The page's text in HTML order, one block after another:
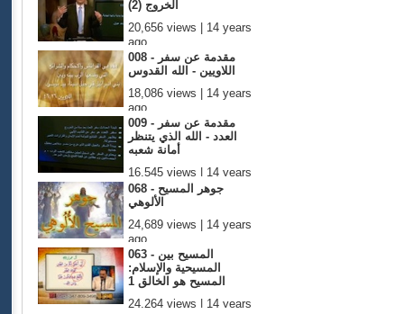
الخروج (2)
20,656 views | 14 years
ago
008 - مقدمة عن سفر
اللاويين - الله القدوس
18,086 views | 14 years
ago
009 - مقدمة عن سفر
العدد - الله الذي يتنظر
أمانة شعبه
16,545 views | 14 years
ago
068 - جوهر المسيح
الألوهي
24,689 views | 14 years
ago
063 - المسيح بين
المسيحية والإسلام:
المسيح هو الخالق 1
24,264 views | 14 years